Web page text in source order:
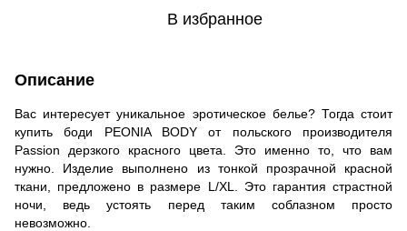
В избранное
Описание
Вас интересует уникальное эротическое белье? Тогда стоит
купить боди PEONIA BODY от польского производителя
Passion дерзкого красного цвета. Это именно то, что вам
нужно. Изделие выполнено из тонкой прозрачной красной
ткани, предложено в размере L/XL. Это гарантия страстной
ночи, ведь устоять перед таким соблазном просто
невозможно.